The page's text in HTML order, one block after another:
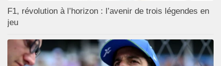
F1, révolution à l’horizon : l’avenir de trois légendes en
jeu